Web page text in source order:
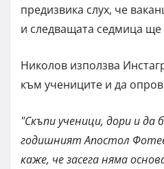
предизвика слух, че
и следващата седмица
Николов използва
към учениците и да
"Скъпи ученици, дори и да
годишният Апостол
каже, че засега няма